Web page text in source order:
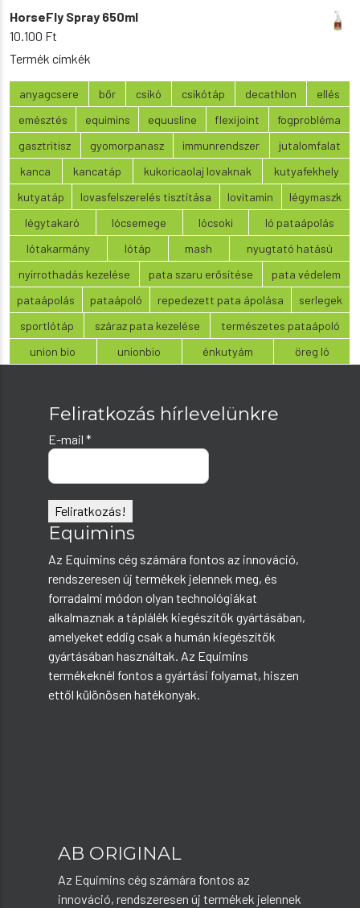
price
was:
price
HorseFly Spray 650ml
10.100 Ft
Termék címkék
anyagcsere bőr csikó csikótáp decathlon
ellés
emésztés
equimins equusline flexijoint
fogprobléma
gasztritisz
gyomorpanasz immunrendszer
jutalomfalat
kanca
kancatáp kukoricaolaj lovaknak
kutyafekhely
kutyatáp
lovasfelszerelés tisztítása lovitamin
légymaszk
légytakaró
lócsemege lócsoki
ló pataápolás
lótakarmány
lótáp mash
nyugtató hatású
nyírrothadás kezelése
pata szaru erősítése
pata védelem
pataápolás
pataápoló repedezett pata ápolása
serlegek
sportlótáp
száraz pata kezelése
természetes pataápoló
union bio
unionbio énkutyám öreg ló
Feliratkozás hírlevelünkre
E-mail *
Equimins
Az Equimins cég számára fontos az innováció,
rendszeresen új termékek jelennek meg, és
forradalmi módon olyan technológiákat
alkalmaznak a táplálék kiegészítők gyártásában,
amelyeket eddig csak a humán kiegészítők
gyártásában használtak. Az Equimins
termékeknél fontos a gyártási folyamat, hiszen
ettől különösen hatékonyak.
AB ORIGINAL
Az Equimins cég számára fontos az
innováció, rendszeresen új termékek jelennek